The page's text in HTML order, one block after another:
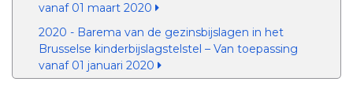
vanaf 01 maart 2020
2020 - Barema van de gezinsbijslagen in het
Brusselse kinderbijslagstelstel – Van toepassing
vanaf 01 januari 2020